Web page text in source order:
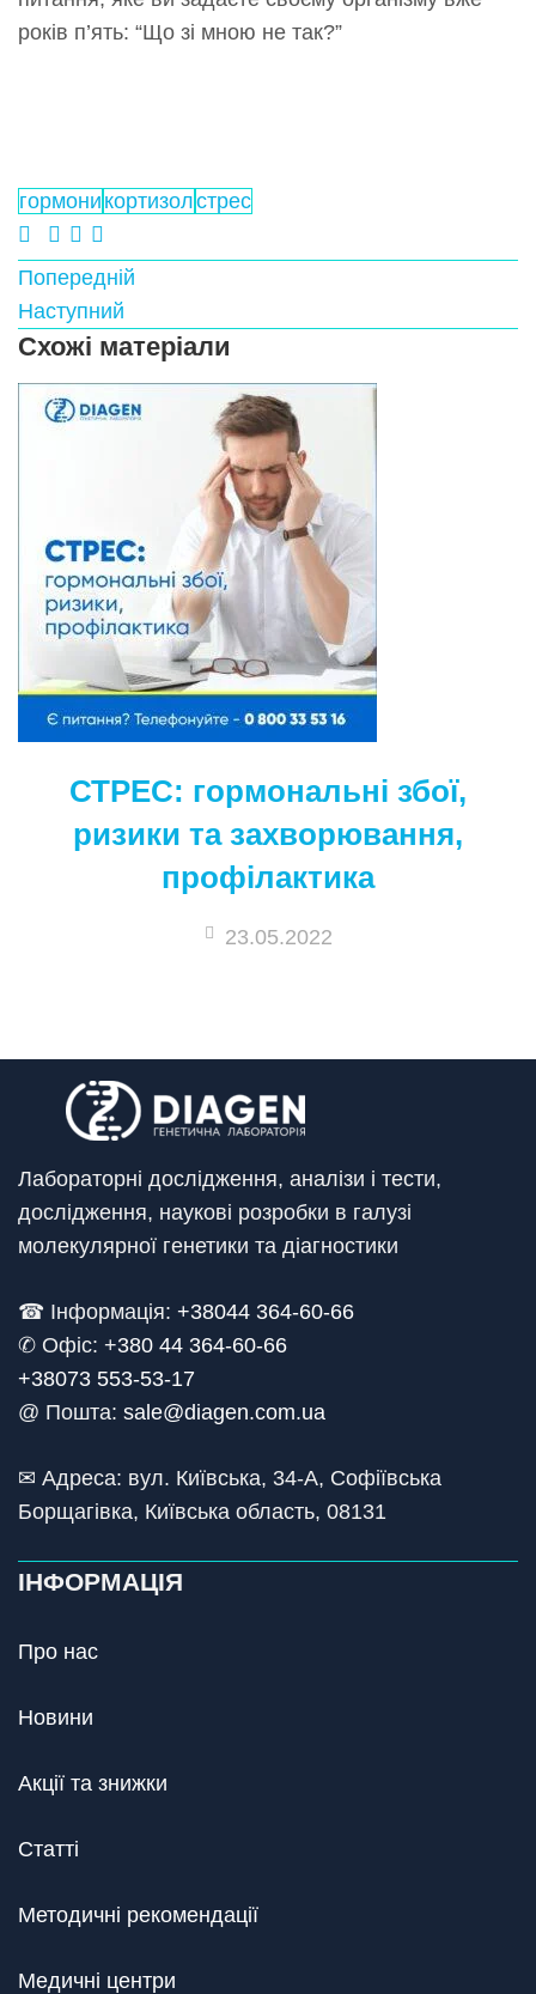
років п’ять: “Що зі мною не так?”
гормони кортизолстрес
Попередній
Наступний
Схожі матеріали
СТРЕС: гормональні збої,
ризики та захворювання,
профілактика
23.05.2022
Лабораторні дослідження, аналізи і тести,
дослідження, наукові розробки в галузі
молекулярної генетики та діагностики
☎ Інформація: +38044 364-60-66
✆ Офіс: +380 44 364-60-66
+38073 553-53-17
@ Пошта: sale@diagen.com.ua
✉ Адреса: вул. Київська, 34-А, Софіївська
Борщагівка, Київська область, 08131
ІНФОРМАЦІЯ
Про нас
Новини
Акції та знижки
Статті
Методичні рекомендації
Медичні центри